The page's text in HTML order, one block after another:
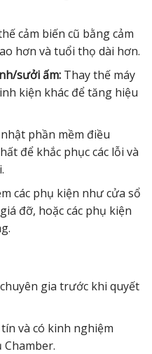
cảm biến cũ bằng cảm
hơn và tuổi thọ dài hơn.
sưởi ấm:Thay thế máy
kiện khác để tăng hiệu
phần mềm điều
để khắc phục các lỗi và
các phụ kiện như cửa sổ
đỡ, hoặc các phụ kiện
gia trước khi quyết
và có kinh nghiệm